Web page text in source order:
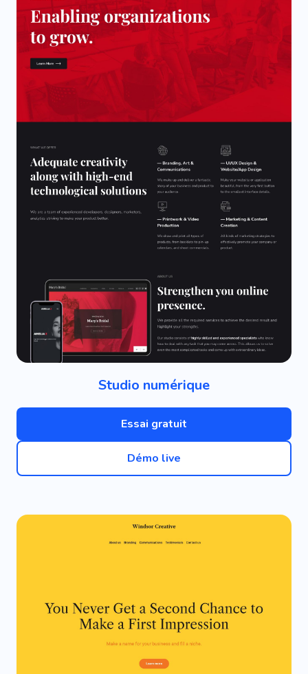
Studio numérique
Essai gratuit
Démo live